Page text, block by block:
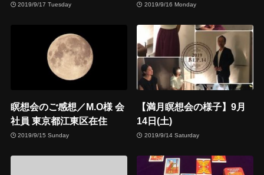
2019/9/17 Tuesday 2019/9/16 Monday
瞑想会のご感想／M.O様 会
社員 東京都江東区在住
2019/9/15 Sunday
【満月瞑想会の様子】9月
14日(土)
2019/9/14 Saturday